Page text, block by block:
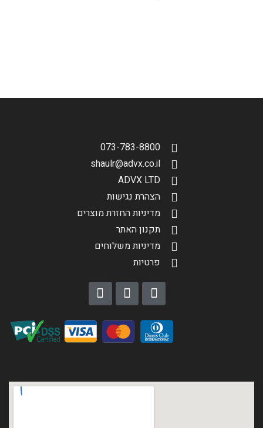
073-783-8800
shaulr@advx.co.il
ADVX LTD
הצהרת נגישות
מדיניות החזרת מוצרים
תקנון האתר
מדיניות משלוחים
פרטיות